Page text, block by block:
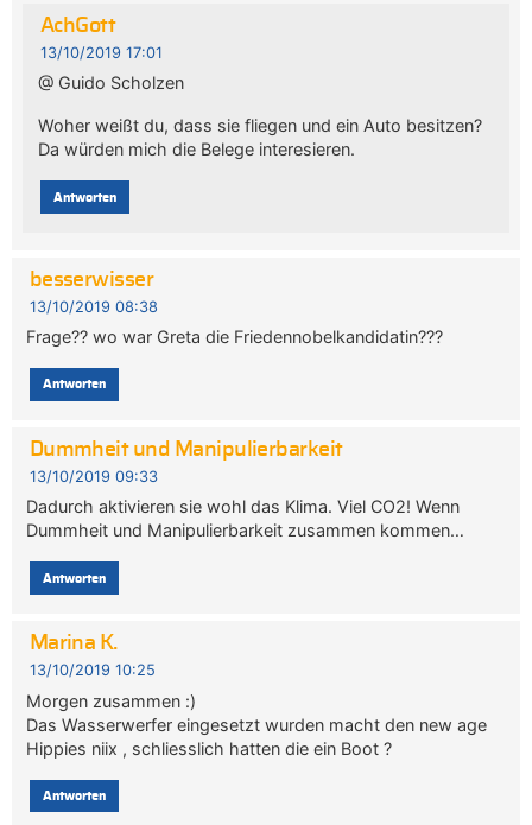
AchGott
13/10/2019 17:01
@ Guido Scholzen
Woher weißt du, dass sie fliegen und ein Auto besitzen?
Da würden mich die Belege interesieren.
Antworten
besserwisser
13/10/2019 08:38
Frage?? wo war Greta die Friedennobelkandidatin???
Antworten
Dummheit und Manipulierbarkeit
13/10/2019 09:33
Dadurch aktivieren sie wohl das Klima. Viel CO2! Wenn
Dummheit und Manipulierbarkeit zusammen kommen…
Antworten
Marina K.
13/10/2019 10:25
Morgen zusammen :)
Das Wasserwerfer eingesetzt wurden macht den new age
Hippies niix , schliesslich hatten die ein Boot ?
Antworten